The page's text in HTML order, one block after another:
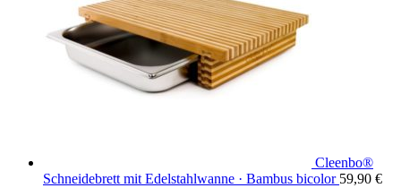
Cleenbo®
Schneidebrett mit Edelstahlwanne · Bambus bicolor 59,90 €